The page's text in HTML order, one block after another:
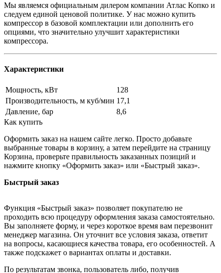
Мы являемся официальным дилером компании Атлас Копко и
следуем единой ценовой политике. У нас можно купить
компрессор в базовой комплектации или дополнить его
опциями, что значительно улучшит характеристики
компрессора.
Характеристики
Мощность, кВт
128
Производительность, м куб/мин 17,1
Давление, бар
8,6
Как купить
Оформить заказ на нашем сайте легко. Просто добавьте
выбранные товары в корзину, а затем перейдите на страницу
Корзина, проверьте правильность заказанных позиций и
нажмите кнопку «Оформить заказ» или «Быстрый заказ».
Быстрый заказ
Функция «Быстрый заказ» позволяет покупателю не
проходить всю процедуру оформления заказа самостоятельно.
Вы заполняете форму, и через короткое время вам перезвонит
менеджер магазина. Он уточнит все условия заказа, ответит
на вопросы, касающиеся качества товара, его особенностей. А
также подскажет о вариантах оплаты и доставки.
По результатам звонка, пользователь либо, получив